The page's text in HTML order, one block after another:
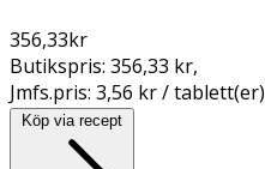
356,33kr
Butikspris: 356,33 kr,
Jmfs.pris: 3,56 kr / tablett(er)
Köp via recept